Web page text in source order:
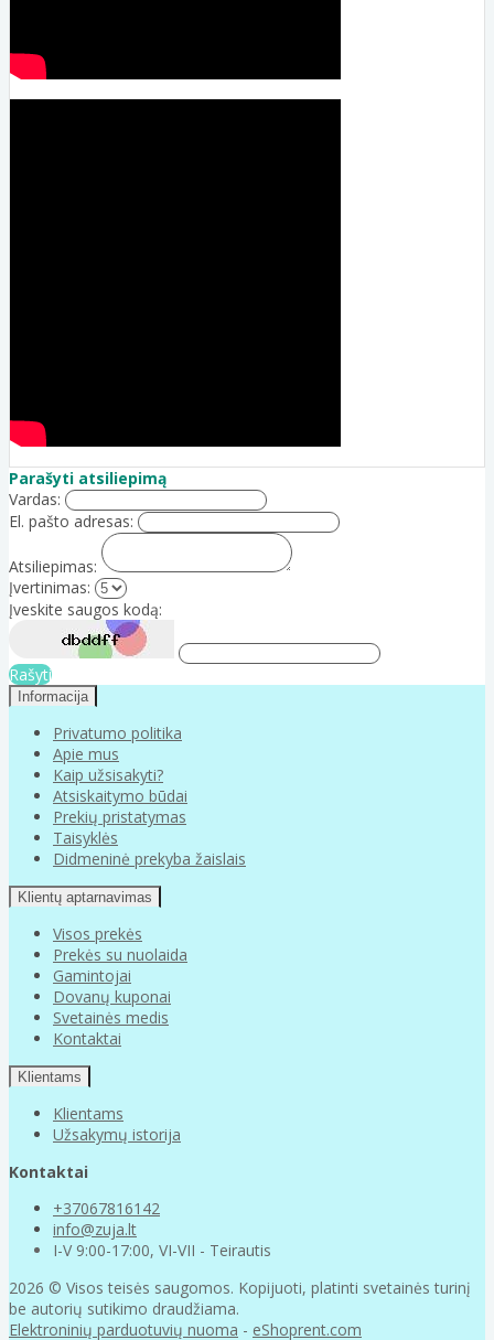
Parašyti atsiliepimą
Vardas:
El. pašto adresas:
Atsiliepimas:
Įvertinimas:
Įveskite saugos kodą:
Rašyti
Informacija
Privatumo politika
Apie mus
Kaip užsisakyti?
Atsiskaitymo būdai
Prekių pristatymas
Taisyklės
Didmeninė prekyba žaislais
Klientų aptarnavimas
Visos prekės
Prekės su nuolaida
Gamintojai
Dovanų kuponai
Svetainės medis
Kontaktai
Klientams
Klientams
Užsakymų istorija
Kontaktai
+37067816142
info@zuja.lt
I-V 9:00-17:00, VI-VII - Teirautis
2026 © Visos teisės saugomos. Kopijuoti, platinti svetainės turinį
be autorių sutikimo draudžiama.
Elektroninių parduotuvių nuoma - eShoprent.com